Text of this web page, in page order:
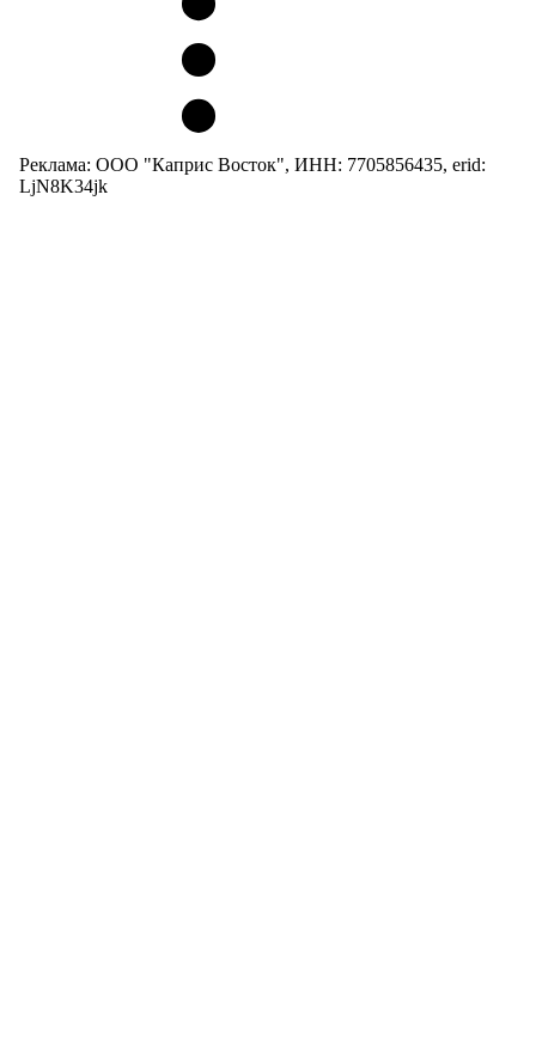
Реклама: ООО "Каприс Восток", ИНН: 7705856435, erid:
LjN8K34jk